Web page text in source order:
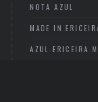
NOTA AZUL
MADE IN
AZUL ERICEIRA